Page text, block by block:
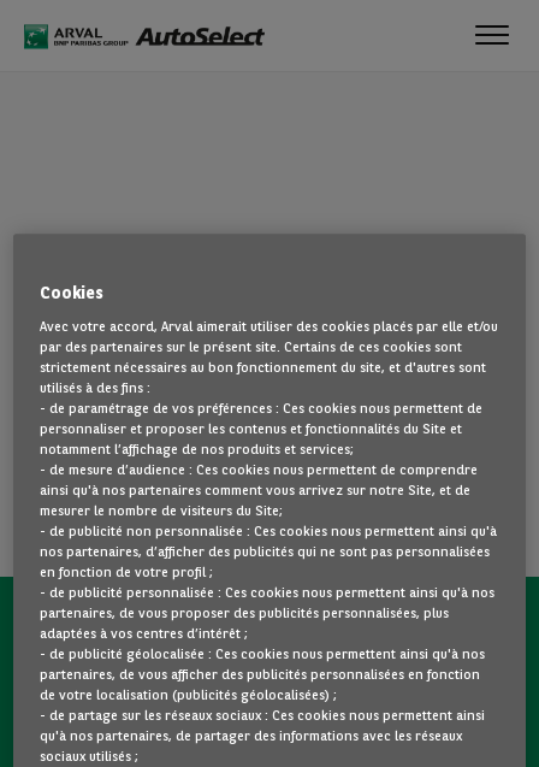
La page que vous recherchez semble introuvable. Dirigez-vous à
nouveau vers la page d'accueil en cliquant ici.
REVENIR À NOTRE PAGE D’ACCUEIL
VOIR TOUS NOS VÉHICULES
CONTACTEZ-NOUS MAINTENANT !
Une question ?
Nous sommes là pour vous.
Cookies
Avec votre accord, Arval aimerait utiliser des cookies placés par elle et/ou
par des partenaires sur le présent site. Certains de ces cookies sont
strictement nécessaires au bon fonctionnement du site, et d'autres sont
utilisés à des fins :
- de paramétrage de vos préférences : Ces cookies nous permettent de
personnaliser et proposer les contenus et fonctionnalités du Site et
notamment l’affichage de nos produits et services;
- de mesure d’audience : Ces cookies nous permettent de comprendre
ainsi qu'à nos partenaires comment vous arrivez sur notre Site, et de
mesurer le nombre de visiteurs du Site;
- de publicité non personnalisée : Ces cookies nous permettent ainsi qu'à
nos partenaires, d’afficher des publicités qui ne sont pas personnalisées
en fonction de votre profil ;
- de publicité personnalisée : Ces cookies nous permettent ainsi qu'à nos
partenaires, de vous proposer des publicités personnalisées, plus
adaptées à vos centres d’intérêt ;
- de publicité géolocalisée : Ces cookies nous permettent ainsi qu'à nos
partenaires, de vous afficher des publicités personnalisées en fonction
de votre localisation (publicités géolocalisées) ;
- de partage sur les réseaux sociaux : Ces cookies nous permettent ainsi
qu'à nos partenaires, de partager des informations avec les réseaux
sociaux utilisés ;